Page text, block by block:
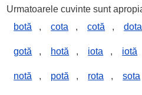
Urmatoarele cuvinte sunt
botă
, cota , cotă , dota
gotă , hotă , iota , iotă
notă , potă , rota , sota